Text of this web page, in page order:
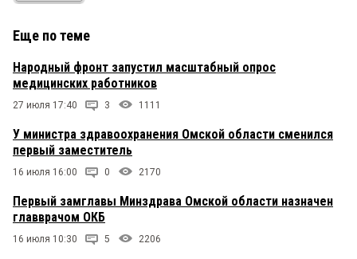
Еще по теме
Народный фронт запустил масштабный опрос
медицинских работников
27 июля 17:40 3 1111
У министра здравоохранения Омской области сменился
первый заместитель
16 июля 16:00 0 2170
Первый замглавы Минздрава Омской области назначен
главврачом ОКБ
16 июля 10:30 5 2206